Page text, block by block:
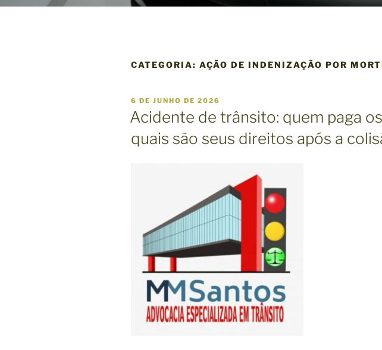
CATEGORIA: AÇÃO DE INDENIZAÇÃO POR
P
U
B
I
C
6 DE JUNHO DE 2026
Acidente de trânsito: quem paga
quais são seus direitos após a